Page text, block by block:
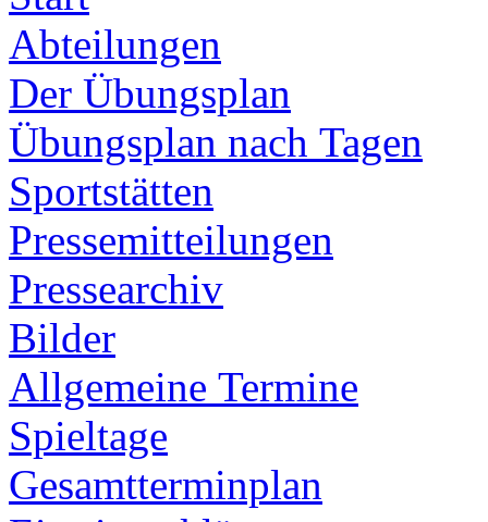
Abteilungen
Der Übungsplan
Übungsplan nach Tagen
Sportstätten
Pressemitteilungen
Pressearchiv
Bilder
Allgemeine Termine
Spieltage
Gesamtterminplan